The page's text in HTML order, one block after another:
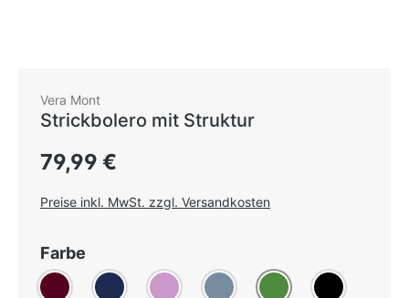
Vera Mont
Strickbolero mit Struktur
Regulärer Preis:
79,99 €
Preise inkl. MwSt. zzgl. Versandkosten
Farbe